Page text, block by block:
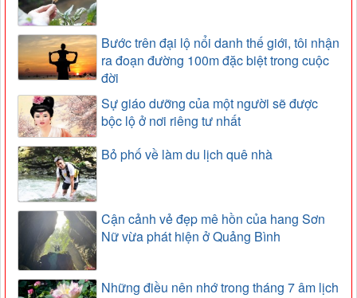
Bước trên đại lộ nổi danh thế giới, tôi nhận
ra đoạn đường 100m đặc biệt trong cuộc
đời
Sự giáo dưỡng của một người sẽ được
bộc lộ ở nơi riêng tư nhất
Bỏ phố về làm du lịch quê nhà
Cận cảnh vẻ đẹp mê hồn của hang Sơn
Nữ vừa phát hiện ở Quảng Bình
Những điều nên nhớ trong tháng 7 âm lịch